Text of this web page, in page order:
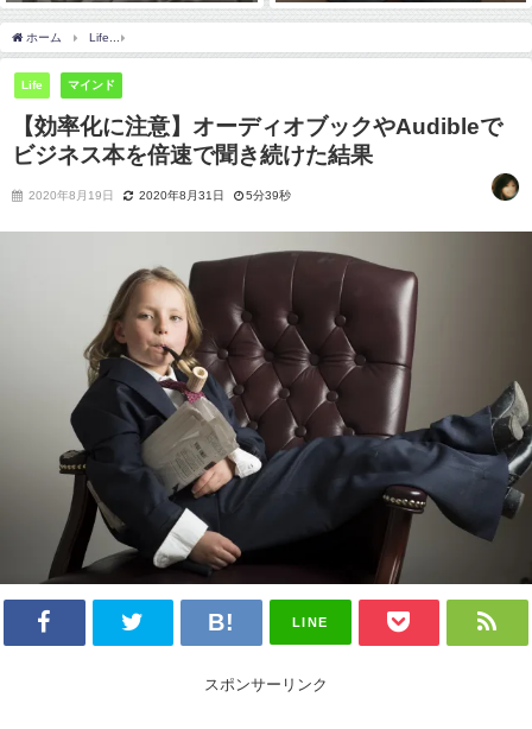
2018年11月20日
ホーム Life
Life マインド
【効率化に注意】オーディオブックやAudibleで
ビジネス本を倍速で聞き続けた結果
2020年8月19日 2020年8月31日 5分39秒
LINE
スポンサーリンク